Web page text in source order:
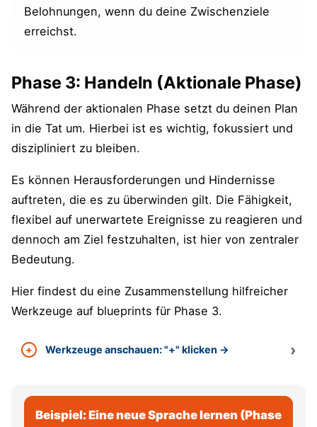
Belohnungen, wenn du deine Zwischenziele
erreichst.
Phase 3: Handeln (Aktionale Phase)
Während der aktionalen Phase setzt du deinen Plan
in die Tat um. Hierbei ist es wichtig, fokussiert und
diszipliniert zu bleiben.
Es können Herausforderungen und Hindernisse
auftreten, die es zu überwinden gilt. Die Fähigkeit,
flexibel auf unerwartete Ereignisse zu reagieren und
dennoch am Ziel festzuhalten, ist hier von zentraler
Bedeutung.
Hier findest du eine Zusammenstellung hilfreicher
Werkzeuge auf blueprints für Phase 3.
Werkzeuge anschauen: "+" klicken →
Beispiel: Eine neue Sprache lernen (Phase